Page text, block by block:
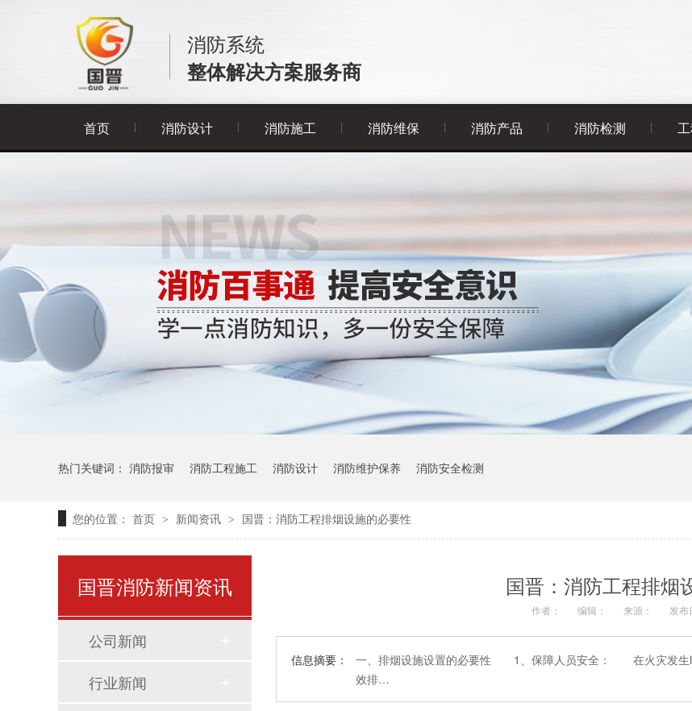
消防系统
整体解决方案服务商
首页 消防设计 消防施工 消防维保 消防产品 消防检测
热门关键词： 消防报审 消防工程施工 消防设计 消防维护保养 消防安全检测
您的位置： 首页 > 新闻资讯 > 国晋：消防工程排烟设施的必要性
国晋：消防工程排烟
作者： 编辑： 来源： 发布
信息摘要：
一、排烟设施设置的必要性 1、保障人员安全： 在火灾发生时
效排…
国晋消防新闻资讯
公司新闻
行业新闻